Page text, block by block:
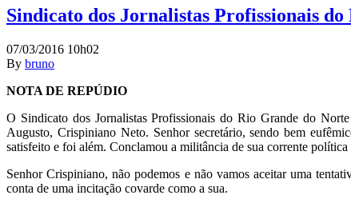
Sindicato dos Jornalistas Profissionais
07/03/2016 10h02
By bruno
NOTA DE REPÚDIO
O Sindicato dos Jornalistas Profissionais do Rio Grande do
Augusto, Crispiniano Neto. Senhor secretário, sendo bem
satisfeito e foi além. Conclamou a militância de sua corrente
Senhor Crispiniano, não podemos e não vamos aceitar uma
conta de uma incitação covarde como a sua.